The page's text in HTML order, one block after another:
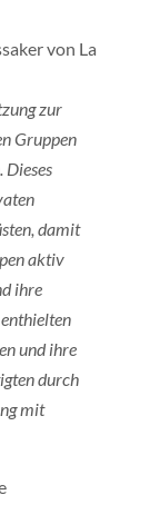
von La
zur
Gruppen
damit
aktiv
ihre
und ihre
durch
mit